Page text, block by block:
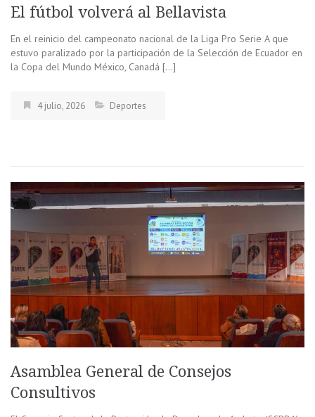
El fútbol volverá al Bellavista
En el reinicio del campeonato nacional de la Liga Pro Serie A que
estuvo paralizado por la participación de la Selección de Ecuador en
la Copa del Mundo México, Canadá […]
4 julio, 2026 Deportes
Asamblea General de Consejos
Consultivos